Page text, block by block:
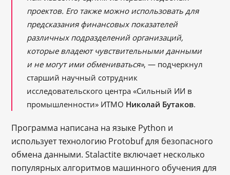
проектов. Его также можно использовать для
предсказания финансовых показателей
различных подразделений организаций,
которые владеют чувствительными данными
и не могут ими обмениваться», — подчеркнул
старший научный сотрудник
исследовательского центра «Сильный ИИ в
промышленности» ИТМО Николай Бутаков.
Программа написана на языке Python и
использует технологию Protobuf для безопасного
обмена данными. Stalactite включает несколько
популярных алгоритмов машинного обучения для